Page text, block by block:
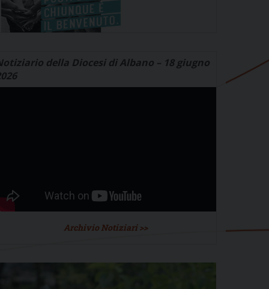
della Diocesi di Albano – 18 giugno
Archivio Notiziari >>